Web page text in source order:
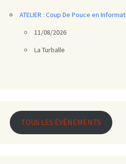
ATELIER : Coup De Pouce en
11/08/2026
La Turballe
TOUS LES ÉVÈNEMENTS